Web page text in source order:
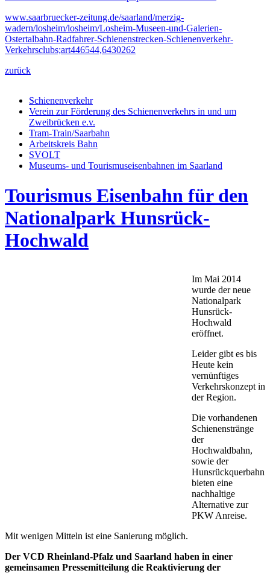
www.saarbruecker-zeitung.de/saarland/merzig-
wadern/losheim/losheim/Losheim-Museen-und-Galerien-
Ostertalbahn-Radfahrer-Schienenstrecken-Schienenverkehr-
Verkehrsclubs;art446544,6430262
zurück
Schienenverkehr
Verein zur Förderung des Schienenverkehrs in und um
Zweibrücken e.v.
Tram-Train/Saarbahn
Arbeitskreis Bahn
SVOLT
Museums- und Tourismuseisenbahnen im Saarland
Tourismus Eisenbahn für den
Nationalpark Hunsrück-
Hochwald
Im Mai 2014
wurde der neue
Nationalpark
Hunsrück-
Hochwald
eröffnet.
Leider gibt es bis
Heute kein
vernünftiges
Verkehrskonzept in
der Region.
Die vorhandenen
Schienenstränge
der
Hochwaldbahn,
sowie der
Hunsrückquerbahn
bieten eine
nachhaltige
Alternative zur
PKW Anreise.
Mit wenigen Mitteln ist eine Sanierung möglich.
Der VCD Rheinland-Pfalz und Saarland haben in einer
gemeinsamen Pressemitteilung die Reaktivierung der